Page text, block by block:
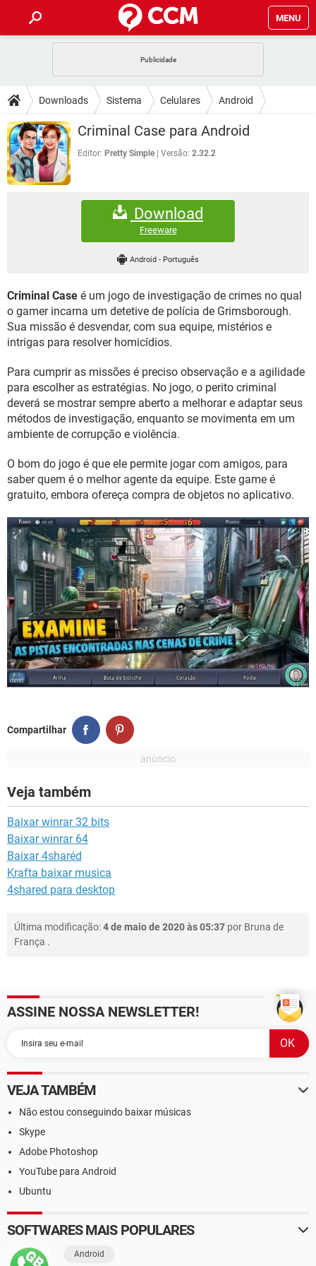
MENU
CELULAR FACEBOOK
OUTLOOK EXCEL
INSTAGRAM GMAIL
GUIA DE COMPRAS
DICAS
JOGOS WHATSAPP
CELULAR FACEBOOK
OUTLOOK
DOWNLOADS
JOGOS WHATSAPP
CELULAR
EXCEL
GMAIL
FÓRUM
FACEBOOK
EXCEL
GMAIL
WHATSAPP
INSTAGRAM GMAIL
GUIA DE COMPRAS
Downloads Sistema Celulares Android
Criminal Case para Android
Editor: Pretty Simple Versão: 2.32.2
Download
Freeware
Android - Português
Criminal Case é um jogo de investigação de crimes no qual
o gamer incarna um detetive de polícia de Grimsborough.
Sua missão é desvendar, com sua equipe, mistérios e
intrigas para resolver homicídios.
Para cumprir as missões é preciso observação e a agilidade
para escolher as estratégias. No jogo, o perito criminal
deverá se mostrar sempre aberto a melhorar e adaptar seus
métodos de investigação, enquanto se movimenta em um
ambiente de corrupção e violência.
O bom do jogo é que ele permite jogar com amigos, para
saber quem é o melhor agente da equipe. Este game é
gratuito, embora ofereça compra de objetos no aplicativo.
Compartilhar
Veja também
Baixar winrar 32 bits
Baixar winrar 64
Baixar 4sharéd
Krafta baixar musica
4shared para desktop
Última modificação:4 de maio de 2020 às 05:37 por Bruna de
França .
ASSINE NOSSA NEWSLETTER!
VEJA TAMBÉM
Não estou conseguindo baixar músicas
Skype
Adobe Photoshop
YouTube para Android
Ubuntu
SOFTWARES MAIS POPULARES
Android